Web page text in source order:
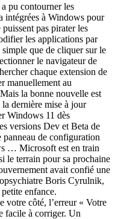
pu contourner les
intégrées à Windows pour
pas pirater les
les applications par
simple que de cliquer sur le
le navigateur de
chaque extension de
manuellement au
la bonne nouvelle est
dernière mise à jour
Windows 11 dès
versions Dev et Beta de
de configuration
… Microsoft est en train
le terrain pour sa prochaine
avait confié une
Boris Cyrulnik,
enfance.
votre côté, l’erreur « Votre
facile à corriger. Un